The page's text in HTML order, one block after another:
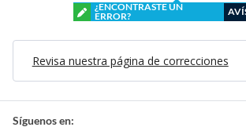
¿ENCONTRASTE UN
ERROR?
Revisa nuestra página de correcciones
Síguenos en: